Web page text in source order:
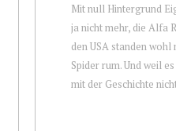
Mit null Hintergrund
ja nicht mehr, die Alfa
den USA standen wohl
Spider rum. Und weil
mit der Geschichte